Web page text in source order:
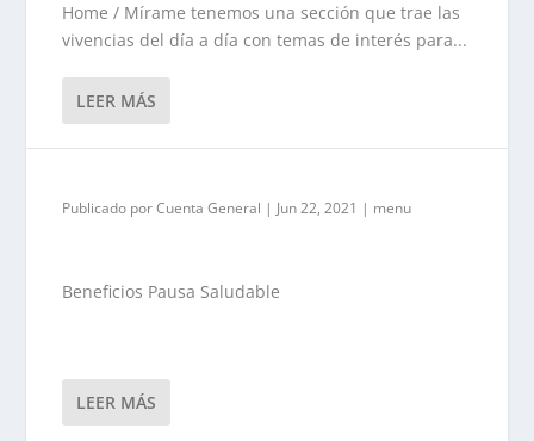
Home / Mírame tenemos una sección que trae las
vivencias del día a día con temas de interés para...
LEER MÁS
Publicado porCuenta General | Jun 22, 2021 | menu
Beneficios Pausa Saludable
LEER MÁS